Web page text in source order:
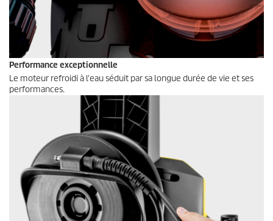
Performance exceptionnelle
Le moteur refroidi à l'eau séduit par sa longue durée de vie et ses
performances.